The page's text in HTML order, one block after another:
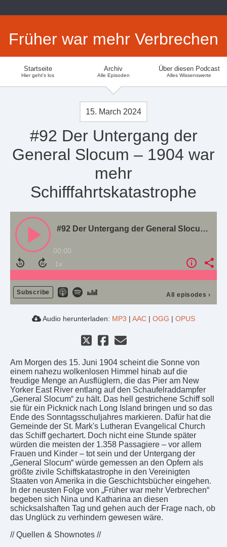
Früher war mehr Verbrechen
Startseite
Hier geht's los
Archiv
Alle Episoden
Über diesen Podcast
Alles Wissenswerte
15. March 2024
#92 Der Untergang der
General Slocum – 1904 war
mehr
Schifffahrtskatastrophe
#92 Der Untergang der General Slocum – 1904 war mehr Schifffahrtskatastrophe
00:00
Subscribe All episodes ›
Audio herunterladen: MP3 | AAC | OGG | OPUS
Am Morgen des 15. Juni 1904 scheint die Sonne von
einem nahezu wolkenlosen Himmel hinab auf die
freudige Menge an Ausflüglern, die das Pier am New
Yorker East River entlang auf den Schaufelraddampfer
„General Slocum“ zu hält. Das hell gestrichene Schiff soll
sie für ein Picknick nach Long Island bringen und so das
Ende des Sonntagsschuljahres markieren. Dafür hat die
Gemeinde der St. Mark's Lutheran Evangelical Church
das Schiff gechartert. Doch nicht eine Stunde später
würden die meisten der 1.358 Passagiere – vor allem
Frauen und Kinder – tot sein und der Untergang der
„General Slocum“ würde gemessen an den Opfern als
größte zivile Schiffskatastrophe in den Vereinigten
Staaten von Amerika in die Geschichtsbücher eingehen.
In der neusten Folge von „Früher war mehr Verbrechen“
begeben sich Nina und Katharina an diesen
schicksalshaften Tag und gehen auch der Frage nach, ob
das Unglück zu verhindern gewesen wäre.
// Quellen & Shownotes //